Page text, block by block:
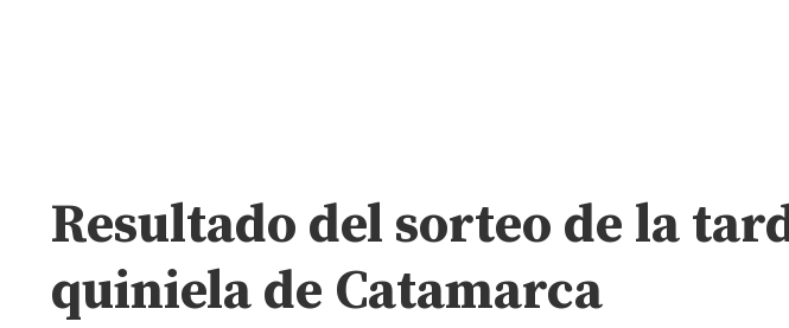
Resultado del sorteo de la
quiniela de Catamarca